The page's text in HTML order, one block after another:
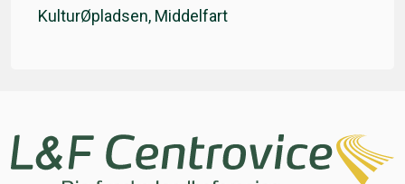
KulturØpladsen, Middelfart